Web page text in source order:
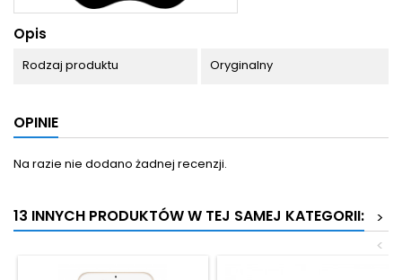
Opis
Rodzaj produktu Oryginalny
OPINIE
Na razie nie dodano żadnej recenzji.
13 INNYCH PRODUKTÓW W TEJ SAMEJ KATEGORII:
>
<